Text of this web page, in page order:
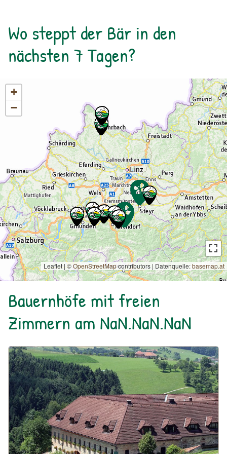
zu individuell vereinbarten Terminen
durchgeführt werden. ⁠
Wo steppt der Bär in den
nächsten 7 Tagen?
+
−
Leaflet | ©OpenStreetMapcontributors | Datenquelle:basemap.at
Bauernhöfe mit freien
Zimmern am NaN.NaN.NaN
Urlaub am Bauernhof: Dorferhof